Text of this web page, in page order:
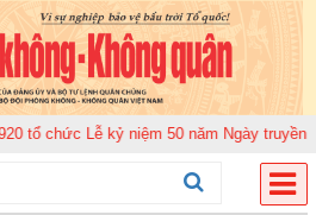
Lễ kỷ niệm 50 năm Ngày truyền thống